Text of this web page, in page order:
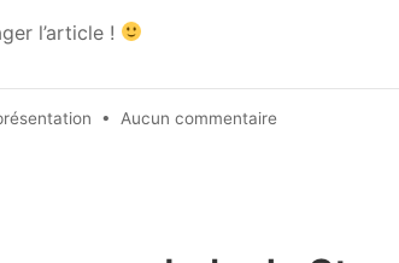
l’article !
• Aucun commentaire
l’attention